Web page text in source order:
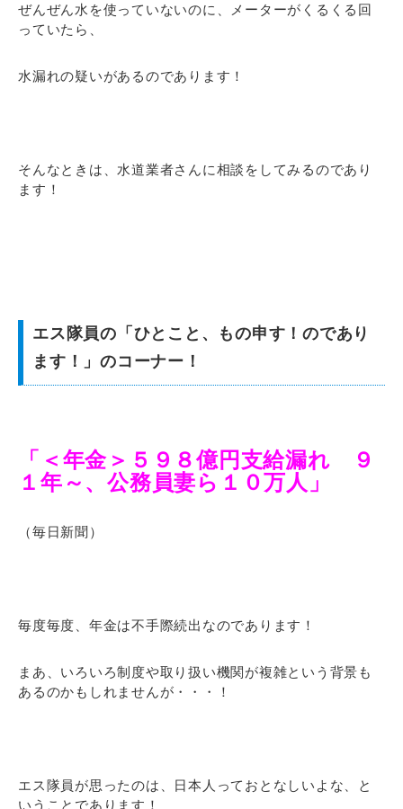
ぜんぜん水を使っていないのに、メーターがくるくる回
っていたら、
水漏れの疑いがあるのであります！
そんなときは、水道業者さんに相談をしてみるのであり
ます！
エス隊員の「ひとこと、もの申す！のであり
ます！」のコーナー！
「＜年金＞５９８億円支給漏れ ９
１年～、公務員妻ら１０万人」
（毎日新聞）
毎度毎度、年金は不手際続出なのであります！
まあ、いろいろ制度や取り扱い機関が複雑という背景も
あるのかもしれませんが・・・！
エス隊員が思ったのは、日本人っておとなしいよな、と
いうことであります！